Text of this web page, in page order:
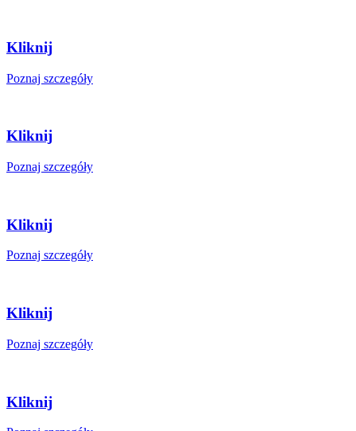
Kliknij
Poznaj szczegóły
Kliknij
Poznaj szczegóły
Kliknij
Poznaj szczegóły
Kliknij
Poznaj szczegóły
Kliknij